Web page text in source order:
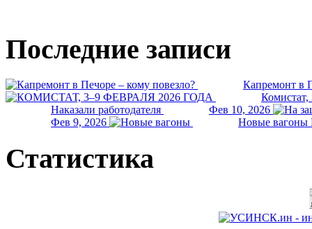
Последние записи
Капремонт в
Комистат,
Наказали работодателя
Фев 10, 2026
Фев 9, 2026
Новые вагоны
Статистика